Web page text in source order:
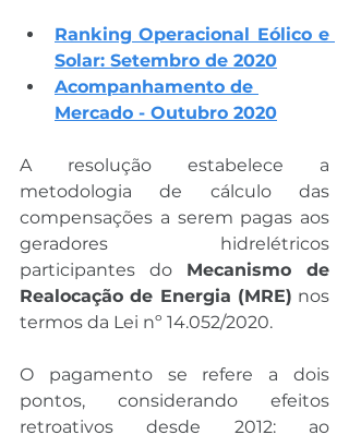
Ranking Operacional Eólico e
Solar: Setembro de 2020
Acompanhamento de
Mercado - Outubro 2020
A resolução estabelece a
metodologia de cálculo das
compensações a serem pagas aos
geradores hidrelétricos
participantes do Mecanismo de
Realocação de Energia (MRE) nos
termos da Lei nº 14.052/2020.
O pagamento se refere a dois
pontos, considerando efeitos
retroativos desde 2012: ao